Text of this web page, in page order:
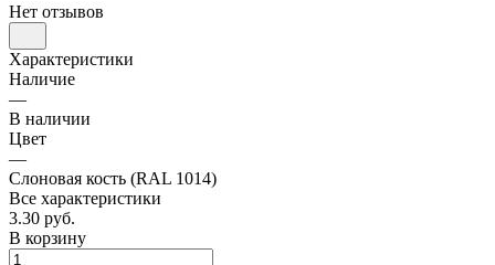
Нет отзывов
Характеристики
Наличие
—
В наличии
Цвет
—
Слоновая кость (RAL 1014)
Все характеристики
3.30 руб.
В корзину